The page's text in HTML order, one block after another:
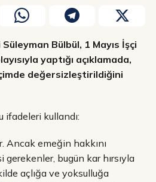
Bülbül, 1 Mayıs İşçi
yaptığı açıklamada,
değersizleştirildiğini
ifadeleri kullandı:
Ancak emeğin hakkını
gerekenler, bugün kar hırsıyla
açlığa ve yoksulluğa